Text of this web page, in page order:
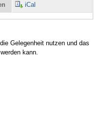
iCal
Gelegenheit nutzen und das
kann.